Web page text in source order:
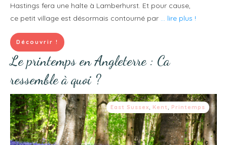
Hastings fera une halte à Lamberhurst. Et pour cause,
ce petit village est désormais contourné par ... lire plus !
Découvrir !
Le printemps en Angleterre : Ca
ressemble à quoi ?
East Sussex Kent Printemps